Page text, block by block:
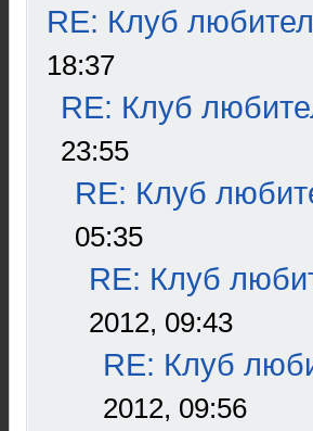
RE: Клуб
18:37
RE: Клуб
23:55
RE: Клуб
05:35
RE: Клуб
2012, 09:43
RE: Клуб
2012, 09:56